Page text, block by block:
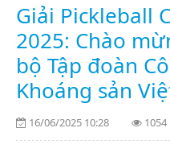
Giải Pickleball
2025: Chào
bộ Tập đoàn
Khoáng sản
16/06/2025 10:28 1054